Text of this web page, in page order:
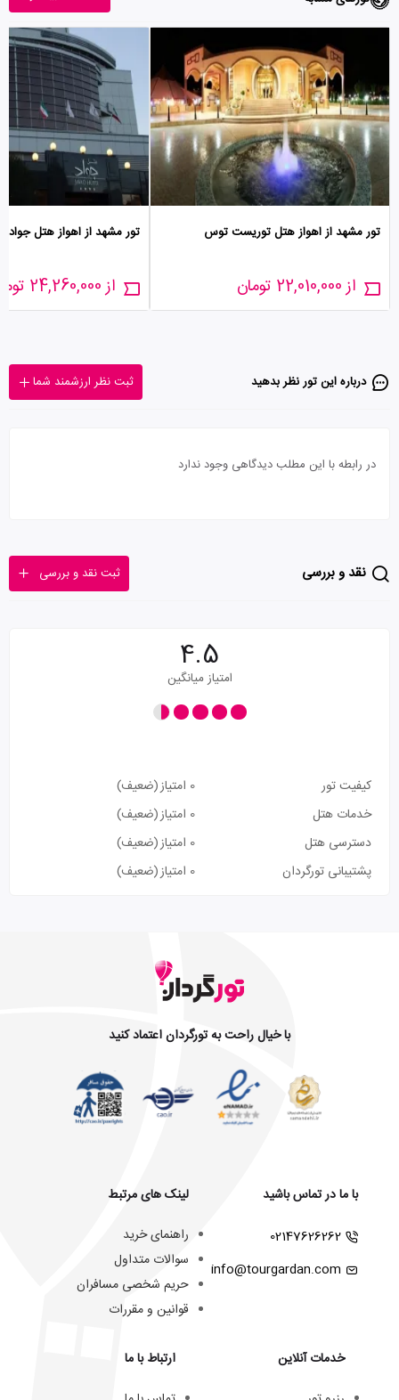
تور مشهد از اهواز هتل توریست توس
از 22,010,000 تومان
تور مشهد از اهواز هتل جواد
از 24,260,000 تومان
درباره این تور‌ نظر بدهید ثبت نظر ارزشمند شما
در رابطه با این مطلب دیدگاهی وجود ندارد
نقد و بررسی ثبت نقد و بررسی
4.5
امتیاز میانگین
کیفیت تور 0 امتیاز
(ضعیف)
خدمات هتل
0 امتیاز
(ضعیف)
دسترسی هتل
0 امتیاز
(ضعیف)
پشتیبانی تورگردان
0 امتیاز (ضعیف)
با خیال راحت به تورگردان اعتماد کنید
با ما در تماس باشید
02147626262
info@tourgardan.com
خدمات آنلاین
لینک های مرتبط
راهنمای خرید
سوالات متداول
حریم شخصی مسافران
قوانین و مقررات
ارتباط با ما